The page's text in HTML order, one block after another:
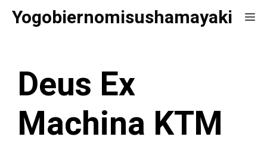
SaltarYogobiernomisushamayaki
Deus Ex
Machina KTM